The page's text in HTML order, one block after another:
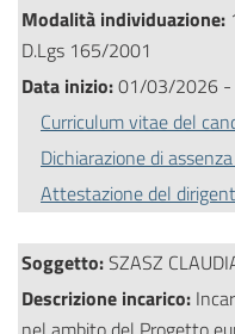
Modalità individuazione:
D.Lgs 165/2001
Data inizio:01/03/2026 -
Curriculum vitae del
Dichiarazione di
Attestazione del
Soggetto:SZASZ
Descrizione incarico: